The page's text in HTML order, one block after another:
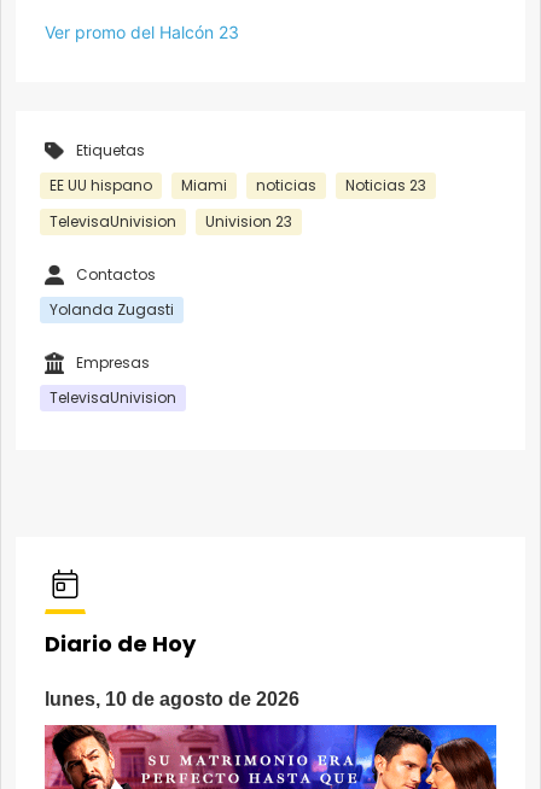
Ver promo del Halcón 23
Etiquetas
EE UU hispano
Miami noticias
Noticias 23
TelevisaUnivision
Univision 23
Contactos
Yolanda Zugasti
Empresas
TelevisaUnivision
Diario de Hoy
lunes, 10 de agosto de 2026